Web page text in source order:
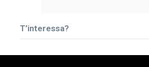
T’interessa?